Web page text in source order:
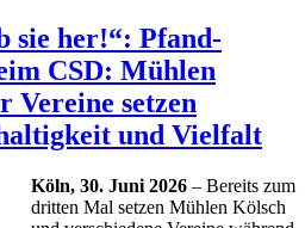
sie her!“: Pfand-
CSD: Mühlen
Vereine setzen
und Vielfalt
Köln, 30. Juni 2026 – Bereits zum
dritten Mal setzen Mühlen Kölsch